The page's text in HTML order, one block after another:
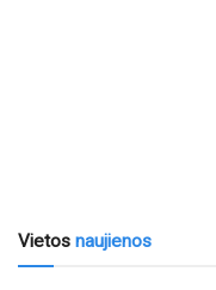
Vietos naujienos